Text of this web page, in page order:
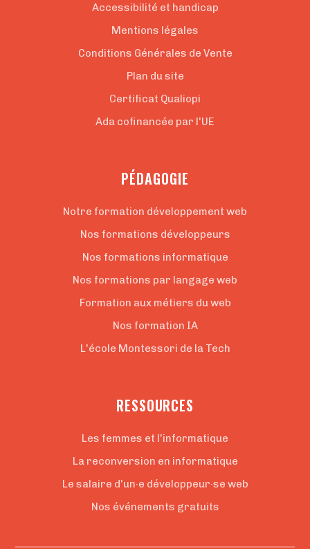
Accessibilité et handicap
Mentions légales
Conditions Générales de Vente
Plan du site
Certificat Qualiopi
Ada cofinancée par l'UE
PÉDAGOGIE
Notre formation développement web
Nos formations développeurs
Nos formations informatique
Nos formations par langage web
Formation aux métiers du web
Nos formation IA
L'école Montessori de la Tech
RESSOURCES
Les femmes et l'informatique
La reconversion en informatique
Le salaire d'un·e développeur·se web
Nos événements gratuits